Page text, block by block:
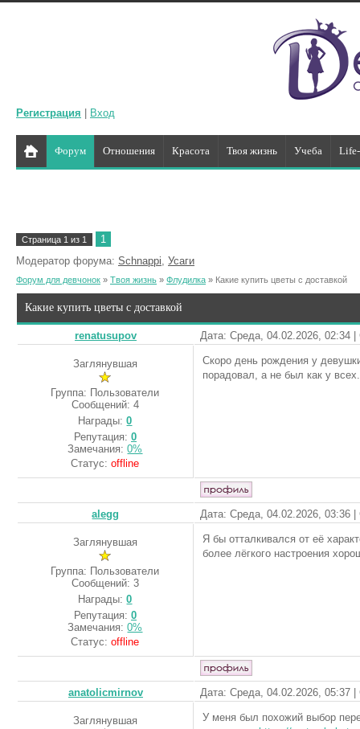
Регистрация Вход
Форум Отношения Красота Твоя жизнь Учеба
Страница 1 из 1
1
Модератор форума: Schnappi, Усаги
Форум для девчонок » Твоя жизнь » Флудилка » Какие купить цветы с доставкой
Какие купить цветы с доставкой
renatusupov Дата: Среда, 04.02.2026, 02:34
Заглянувшая
Группа: Пользователи
Сообщений: 4
Награды:0
Репутация: 0
Замечания:0%
Статус:offline
Скоро день рождения у
порадовал, а не был как у
alegg Дата: Среда, 04.02.2026, 03:36
Заглянувшая
Группа: Пользователи
Сообщений: 3
Награды:0
Репутация: 0
Замечания:0%
Статус:offline
Я бы отталкивался от её
более лёгкого настроения
anatolicmirnov Дата: Среда, 04.02.2026, 05:37
Заглянувшая
У меня был похожий выбор